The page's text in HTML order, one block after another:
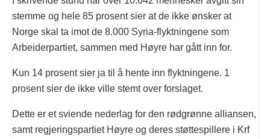
stemme og hele 85 prosent sier at de ikke ønsker at
Norge skal ta imot de 8.000 Syria-flyktningene som
Arbeiderpartiet, sammen med Høyre har gått inn for.
Kun 14 prosent sier ja til å hente inn flyktningene. 1
prosent sier de ikke ville stemt over forslaget.
Dette er et sviende nederlag for den rødgrønne alliansen,
samt regjeringspartiet Høyre og deres støttespillere i Krf